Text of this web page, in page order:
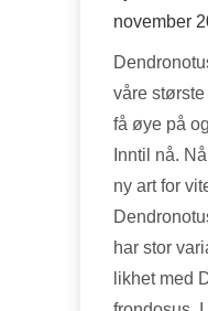
november
våre
få øye på
Inntil nå.
ny art for
har stor
likhet med